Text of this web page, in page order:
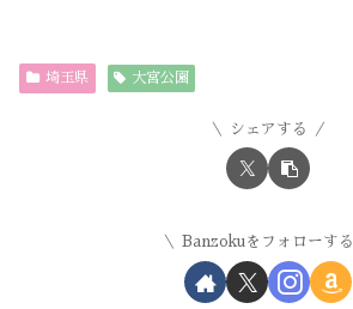
埼玉県 大宮公園
シェアする
Banzokuをフォローする